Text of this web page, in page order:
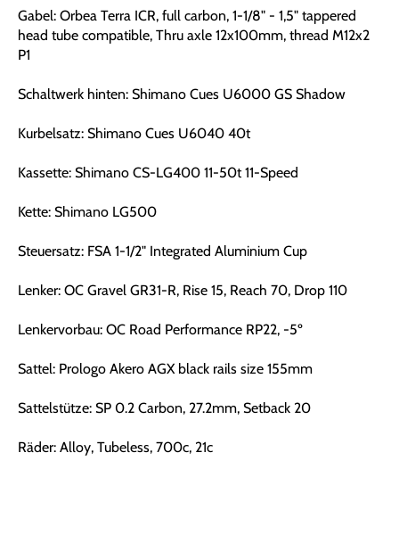
Gabel: Orbea Terra ICR, full carbon, 1-1/8" - 1,5" tappered
head tube compatible, Thru axle 12x100mm, thread M12x2
P1
Schaltwerk hinten: Shimano Cues U6000 GS Shadow
Kurbelsatz: Shimano Cues U6040 40t
Kassette: Shimano CS-LG400 11-50t 11-Speed
Kette: Shimano LG500
Steuersatz: FSA 1-1/2" Integrated Aluminium Cup
Lenker: OC Gravel GR31-R, Rise 15, Reach 70, Drop 110
Lenkervorbau: OC Road Performance RP22, -5º
Sattel: Prologo Akero AGX black rails size 155mm
Sattelstütze: SP 0.2 Carbon, 27.2mm, Setback 20
Räder: Alloy, Tubeless, 700c, 21c